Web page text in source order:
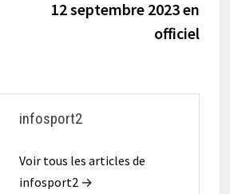
12 septembre 2023 en
officiel
infosport2
Voir tous les articles de
infosport2 →